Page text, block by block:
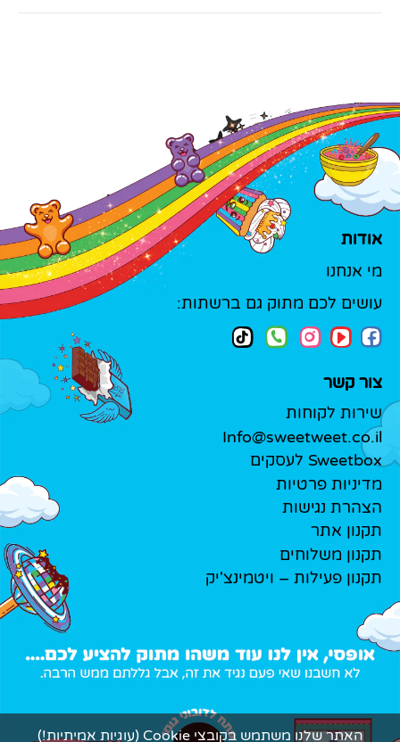
אודות
מי אנחנו
עושים לכם מתוק גם ברשתות:
צור קשר
שירות לקוחות
Info@sweetweet.co.il
Sweetbox לעסקים
מדיניות פרטיות
הצהרת נגישות
תקנון אתר
תקנון משלוחים
תקנון פעילות – ויטמינצ'יק
האתר שלנו משתמש בקובצי Cookie (עוגיות אמיתיות!)